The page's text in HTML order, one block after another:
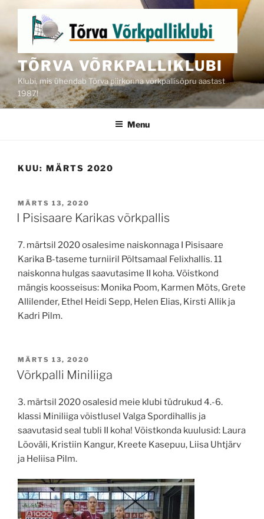
content
TÕRVA VÕRKPALLIKLUBI
Klubi, mis ühendab Tõrva piirkonna võrkpallisõpru aastast
1987!
Menu
KUU: MÄRTS 2020
POSTED
ON
MÄRTS 13, 2020
I Pisisaare Karikas võrkpallis
7. märtsil 2020 osalesime naiskonnaga I Pisisaare
Karika B-taseme turniiril Põltsamaal Felixhallis. 11
naiskonna hulgas saavutasime II koha. Võistkond
mängis koosseisus: Monika Poom, Karmen Mõts, Grete
Allilender, Ethel Heidi Sepp, Helen Elias, Kirsti Allik ja
Kadri Pilm.
POSTED
ON
MÄRTS 13, 2020
Võrkpalli Miniliiga
3. märtsil 2020 osalesid meie klubi tüdrukud 4.-6.
klassi Miniliiga võistlusel Valga Spordihallis ja
saavutasid seal tubli II koha! Võistkonda kuulusid: Laura
Lõoväli, Kristiin Kangur, Kreete Kasepuu, Liisa Uhtjärv
ja Heliisa Pilm.